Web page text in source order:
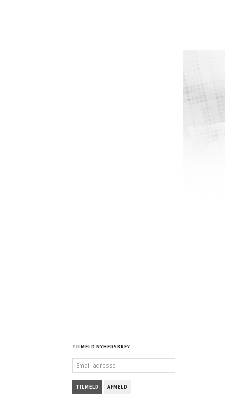
TILMELD NYHEDSBREV
ADRESSE
TILMELD AFMELD